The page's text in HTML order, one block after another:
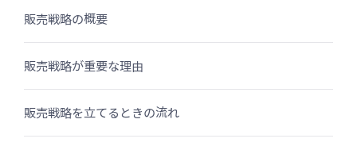
販売戦略の概要
販売戦略が重要な理由
販売戦略を立てるときの流れ